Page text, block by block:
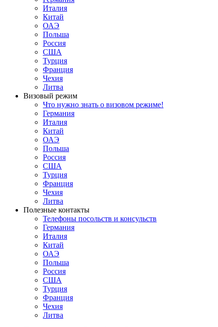
Италия
Китай
ОАЭ
Польша
Россия
США
Турция
Франция
Чехия
Литва
Визовый режим
Что нужно знать о визовом режиме!
Германия
Италия
Китай
ОАЭ
Польша
Россия
США
Турция
Франция
Чехия
Литва
Полезные контакты
Телефоны посольств и консульств
Германия
Италия
Китай
ОАЭ
Польша
Россия
США
Турция
Франция
Чехия
Литва